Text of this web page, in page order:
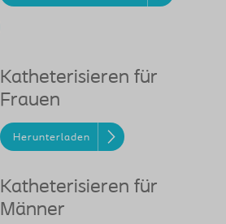
Katheterisieren für
Frauen
Herunterladen
Katheterisieren für
Männer